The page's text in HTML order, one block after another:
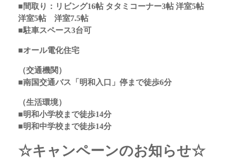
■間取り：リビング16帖 タタミコーナー3帖 洋室5帖
洋室5帖 洋室7.5帖
■駐車スペース3台可
■オール電化住宅
（交通機関）
■南国交通バス「明和入口」停まで徒歩6分
（生活環境）
■明和小学校まで徒歩14分
■明和中学校まで徒歩14分
☆キャンペーンのお知らせ☆